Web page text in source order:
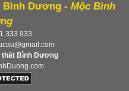
Bình Dương - Mộc Bình
thất Bình Dương